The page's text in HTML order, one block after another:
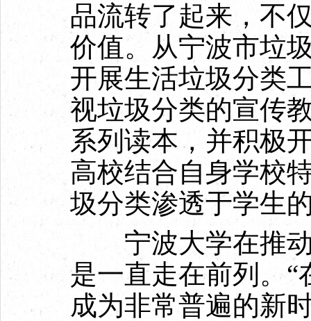
品流转了起来，不
价值。从宁波市垃
开展生活垃圾分类
视垃圾分类的宣传
系列读本，并积极
高校结合自身学校
圾分类渗透于学生
宁波大学在推动
是一直走在前列。
成为非常普遍的新